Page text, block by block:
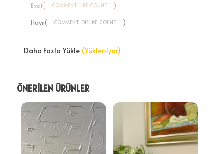
Evet( __COMMENT_LIKE_COUNT__ )
Hayır( __COMMENT_DISLIKE_COUNT__ )
Daha Fazla Yükle (Yükleniyor)
ÖNERİLEN ÜRÜNLER